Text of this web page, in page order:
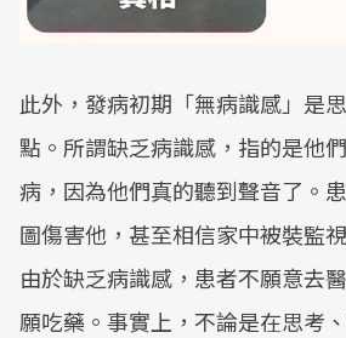
此外，發病初期「無病識感」是
點。所謂缺乏病識感，指的是他
病，因為他們真的聽到聲音了。
圖傷害他，甚至相信家中被裝監
由於缺乏病識感，患者不願意去
願吃藥。事實上，不論是在思考